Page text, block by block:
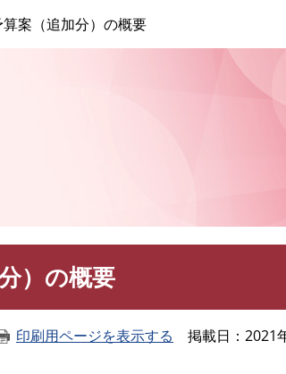
案（追加分）の概要
）の概要
印刷用ページを表示する 掲載日 2021